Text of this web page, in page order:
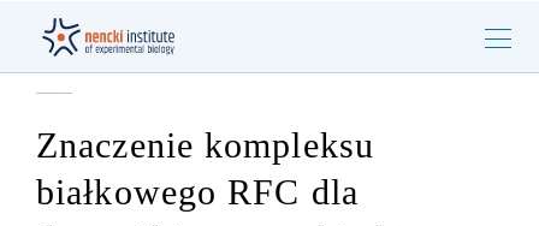
Znaczenie kompleksu
białkowego RFC dla